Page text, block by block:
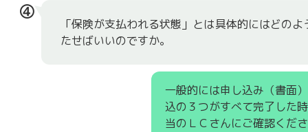
④
「保険が支払われる状態」とは具体的にはどの
たせばいいのですか。
一般的には申し込み（書面
込の３つがすべて完了した
当のＬＣさんにご確認くだ